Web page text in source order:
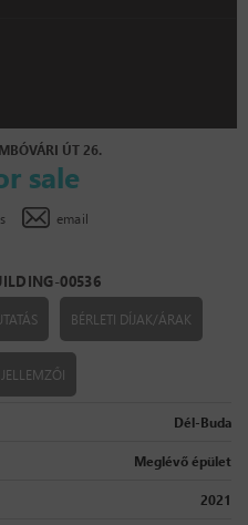
ÚT 26.
sale
email
00536
BÉRLETI DÍJAK/ÁRAK
Dél-Buda
Meglévő épület
2021